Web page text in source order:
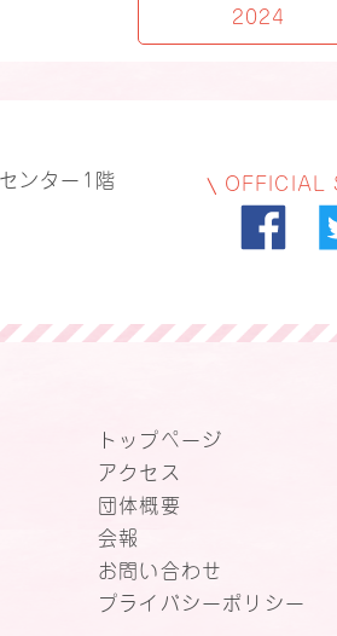
2024
ンター1階
OFFICIAL
トップページ
アクセス
団体概要
会報
お問い合わせ
プライバシーポリシー